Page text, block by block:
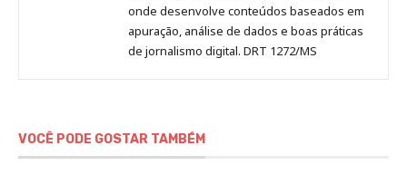
onde desenvolve conteúdos baseados em
apuração, análise de dados e boas práticas
de jornalismo digital. DRT 1272/MS
VOCÊ PODE GOSTAR TAMBÉM